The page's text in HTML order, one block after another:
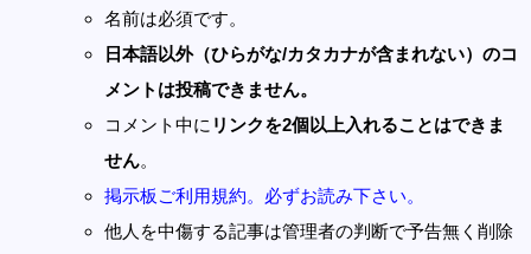
名前は必須です。
日本語以外（ひらがな/カタカナが含まれない）のコ
メントは投稿できません。
コメント中に リンクを2個以上入れることはできま
せん。
掲示板ご利用規約。必ずお読み下さい。
他人を中傷する記事は管理者の判断で予告無く削除